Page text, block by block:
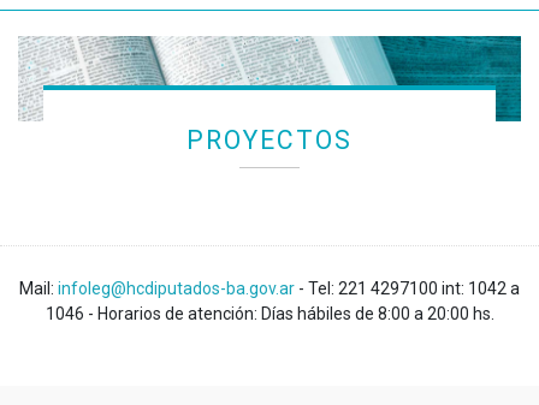
PROYECTOS
Mail: infoleg@hcdiputados-ba.gov.ar - Tel: 221 4297100 int: 1042 a
1046 - Horarios de atención: Días hábiles de 8:00 a 20:00 hs.